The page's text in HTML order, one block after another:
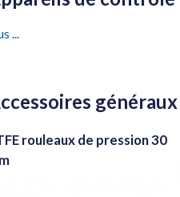
...
généraux
rouleaux de pression 30